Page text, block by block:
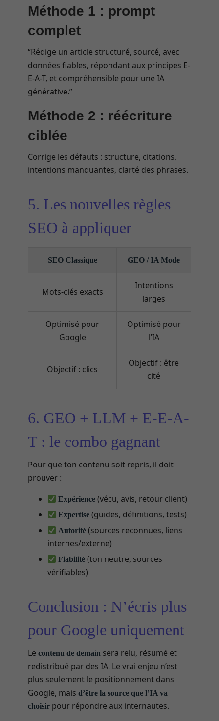
Méthode 1 : prompt
complet
“Rédige un article structuré, sourcé, avec
données fiables, répondant aux principes E-
E-A-T, et compréhensible pour une IA
générative.”
Méthode 2 : réécriture
ciblée
Corrige les défauts : structure, citations,
intentions manquantes, clarté des phrases.
5. Les nouvelles règles
SEO à appliquer
SEO Classique GEO / IA Mode
Mots-clés exacts
Intentions
larges
Optimisé pour
Google
Optimisé pour
l’IA
Objectif : clics
Objectif : être
cité
6. GEO + LLM + E-E-A-
T : le combo gagnant
Pour que ton contenu soit repris, il doit
prouver :
Expérience (vécu, avis, retour client)
Expertise (guides, définitions, tests)
Autorité (sources reconnues, liens
internes/externe)
Fiabilité (ton neutre, sources
vérifiables)
Conclusion : N’écris plus
pour Google uniquement
Le contenu de demain sera relu, résumé et
redistribué par des IA. Le vrai enjeu n’est
plus seulement le positionnement dans
Google, mais d’être la source que l’IA va
choisir pour répondre aux internautes.